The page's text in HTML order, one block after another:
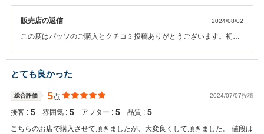
販売店の返信 2024/08/02
この度はパッソのご購入とクチコミ投稿ありがとうございます。初め
につきましてはご不便をおかけしました。ご契約時に説明させていた
だいた通り今回の故障は、自社保証外の為、自費での修理ということ
でお願いとなりました。当社でできることは全力で対応させていただ
きますのでまた何かございましたらお気軽にご相談ください！
とても良かった
総合評価 5点 2024/07/07投稿
接客 : 5 雰囲気 : 5 アフター : 5 品質 : 5
こちらのお店で購入させて頂きましたが、大変良くして頂きました。 値段は